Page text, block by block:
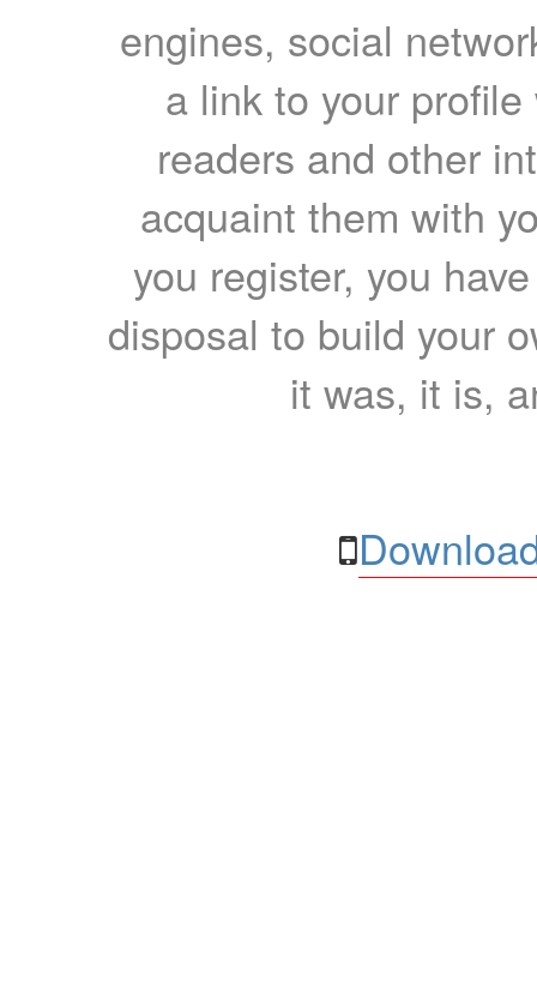
engines, social
a link to your
readers and other
acquaint them with
you register, you
disposal to build your
it was, it is,